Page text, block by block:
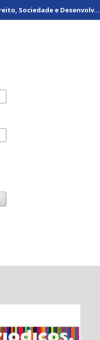
Revista Jurídica Eletrônica Direito, Sociedade e Desenvolvimento